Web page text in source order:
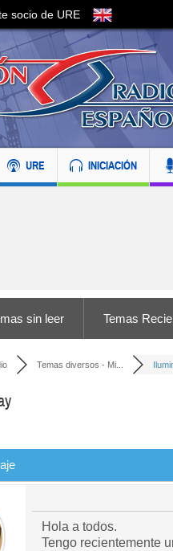
socio de URE
URE INICIACIÓN
sin leer Temas
Temas diversos - Mi...
Hola a todos.
Tengo recientemente